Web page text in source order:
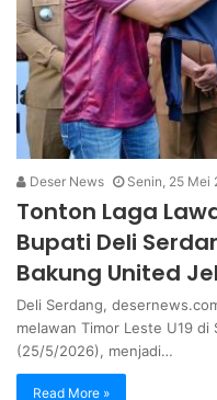
Deser News Senin, 25 Mei
Tonton Laga
Bupati Deli
Bakung United
Deli Serdang,
melawan Timor Leste U19 di
(25/5/2026), menjadi…
Read More »